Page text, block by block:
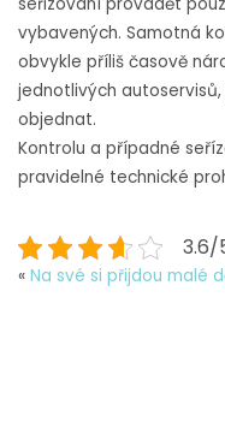
vybavených. Samotná
obvykle příliš časově
jednotlivých
objednat.
Kontrolu a případné
pravidelné technické
3.6/
« Na své si přijdou malé